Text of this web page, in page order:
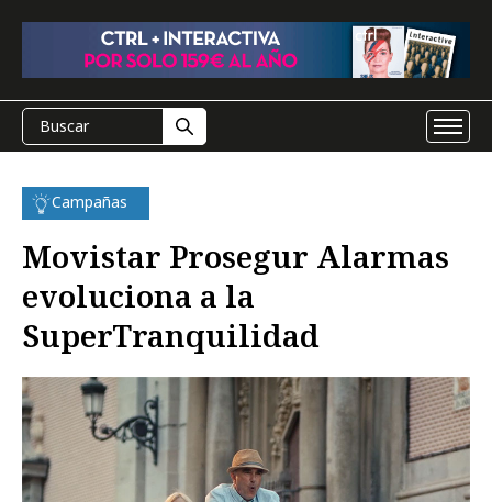
Campañas
Movistar Prosegur Alarmas
evoluciona a la
SuperTranquilidad